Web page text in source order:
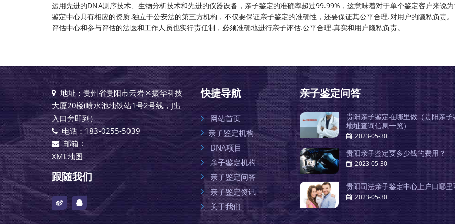
运用先进的DNA测序技术、生物分析技术和先进的仪器设备，亲子鉴定的准确率超过99.99%，这意味着对于单个鉴定客户来说
鉴定中心具有相应的资质.独立于公安法的第三方机构，不仅要保证亲子鉴定的准确性，还要保证其公平合理.对用户的隐私负责。
评估中心和参与评估的法医和工作人员也实行责任制，必须准确地进行亲子评估.公平合理.真实和用户隐私负责。
地址：贵州省贵阳市云岩区振华科技
大厦20楼(喷水池地铁站1号2号线，J出
入口旁即到）
电话：183-0255-5039
邮箱：
XML地图
跟随我们
快捷导航
网站首页
亲子鉴定机构
DNA项目
亲子鉴定机构
亲子鉴定问答
亲子鉴定资讯
关于我们
亲子鉴定问答
贵阳亲子鉴定在哪里做（贵阳亲子
地址查询信息一览）
2023-05-30
贵阳亲子鉴定要多少钱的费用？
2023-05-30
贵阳司法亲子鉴定中心上户口哪里
2023-05-30